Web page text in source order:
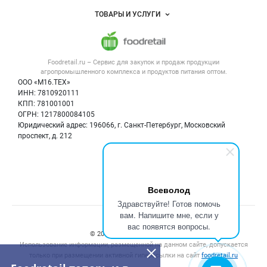
Всеволод
Здравствуйте! Готов помочь
вам. Напишите мне, если у
вас появятся вопросы.
Foodretail.ru – Сервис для закупок и продаж продукции
агропромышленного комплекса и продуктов питания оптом.
ООО «М16.ТЕХ»
ИНН: 7810920111
КПП: 781001001
ОГРН: 1217800084105
Юридический адрес: 196066, г. Санкт-Петербург, Московский
проспект, д. 212
Размещение рекламы
Публичная оферта
Контактная информация
Политика обработки персональных данных
Объявления
Новости рынка
Вакансии
ТОВАРЫ И УСЛУГИ
Напитки, соки, вода
Оборудование для пищепрома
Информация о компаниях
Карта объявлений
Счетчики, авторское право, логотипы
© 2008‑2026 ООО “М16.Тех”.
Использование информации, размещенной на данном сайте, допускается
только при размещении активной гиперссылки на сайт foodretail.ru